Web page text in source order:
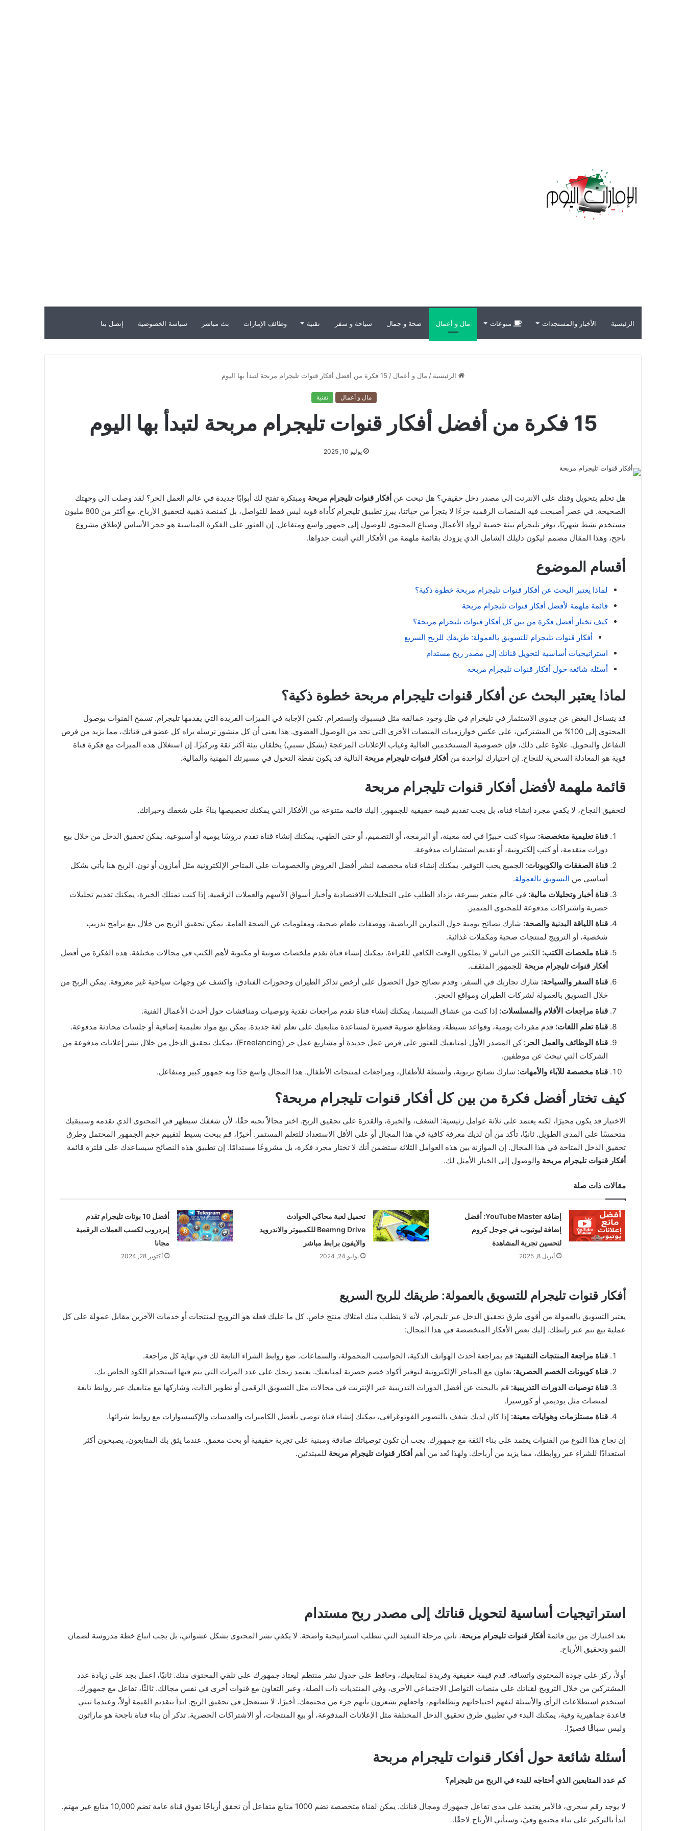
الرئيسية الأخبار والمستجدات منوعات مال و أعمال صحة و جمال سياحة و سفر تقنية وظائف الإمارات بث مباشر سياسة الخصوصية إتصل بنا
الرئيسية / مال و أعمال / 15 فكرة من أفضل أفكار قنوات تليجرام مربحة لتبدأ بها اليوم
مال و أعمال تقنية
15 فكرة من أفضل أفكار قنوات تليجرام مربحة لتبدأ بها اليوم
يوليو 10, 2025
هل تحلم بتحويل وقتك على الإنترنت إلى مصدر دخل حقيقي؟ هل تبحث عن أفكار قنوات تليجرام مربحة ومبتكرة تفتح لك أبوابًا جديدة في عالم العمل الحر؟ لقد وصلت إلى وجهتك
الصحيحة. في عصر أصبحت فيه المنصات الرقمية جزءًا لا يتجزأ من حياتنا، يبرز تطبيق تليجرام كأداة قوية ليس فقط للتواصل، بل كمنصة ذهبية لتحقيق الأرباح. مع أكثر من 800 مليون
مستخدم نشط شهريًا، يوفر تليجرام بيئة خصبة لرواد الأعمال وصناع المحتوى للوصول إلى جمهور واسع ومتفاعل. إن العثور على الفكرة المناسبة هو حجر الأساس لإطلاق مشروع
ناجح، وهذا المقال مصمم ليكون دليلك الشامل الذي يزودك بقائمة ملهمة من الأفكار التي أثبتت جدواها.
أقسام الموضوع
لماذا يعتبر البحث عن أفكار قنوات تليجرام مربحة خطوة ذكية؟
قائمة ملهمة لأفضل أفكار قنوات تليجرام مربحة
كيف تختار أفضل فكرة من بين كل أفكار قنوات تليجرام مربحة؟
أفكار قنوات تليجرام للتسويق بالعمولة: طريقك للربح السريع
استراتيجيات أساسية لتحويل قناتك إلى مصدر ربح مستدام
أسئلة شائعة حول أفكار قنوات تليجرام مربحة
لماذا يعتبر البحث عن أفكار قنوات تليجرام مربحة خطوة ذكية؟
قد يتساءل البعض عن جدوى الاستثمار في تليجرام في ظل وجود عمالقة مثل فيسبوك وإنستغرام. تكمن الإجابة في الميزات الفريدة التي يقدمها تليجرام. تسمح القنوات بوصول
المحتوى إلى 100% من المشتركين، على عكس خوارزميات المنصات الأخرى التي تحد من الوصول العضوي. هذا يعني أن كل منشور ترسله يراه كل عضو في قناتك، مما يزيد من فرص
التفاعل والتحويل. علاوة على ذلك، فإن خصوصية المستخدمين العالية وغياب الإعلانات المزعجة (بشكل نسبي) يخلقان بيئة أكثر ثقة وتركيزًا. إن استغلال هذه الميزات مع فكرة قناة
قوية هو المعادلة السحرية للنجاح. إن اختيارك لواحدة من أفكار قنوات تليجرام مربحة التالية قد يكون نقطة التحول في مسيرتك المهنية والمالية.
قائمة ملهمة لأفضل أفكار قنوات تليجرام مربحة
لتحقيق النجاح، لا يكفي مجرد إنشاء قناة، بل يجب تقديم قيمة حقيقية للجمهور. إليك قائمة متنوعة من الأفكار التي يمكنك تخصيصها بناءً على شغفك وخبراتك.
قناة تعليمية متخصصة: سواء كنت خبيرًا في لغة معينة، أو البرمجة، أو التصميم، أو حتى الطهي، يمكنك إنشاء قناة تقدم دروسًا يومية أو أسبوعية. يمكن تحقيق الدخل من خلال بيع
دورات متقدمة، أو كتب إلكترونية، أو تقديم استشارات مدفوعة.
قناة الصفقات والكوبونات: الجميع يحب التوفير. يمكنك إنشاء قناة مخصصة لنشر أفضل العروض والخصومات على المتاجر الإلكترونية مثل أمازون أو نون. الربح هنا يأتي بشكل
أساسي من التسويق بالعمولة.
قناة أخبار وتحليلات مالية: في عالم متغير بسرعة، يزداد الطلب على التحليلات الاقتصادية وأخبار أسواق الأسهم والعملات الرقمية. إذا كنت تمتلك الخبرة، يمكنك تقديم تحليلات
حصرية واشتراكات مدفوعة للمحتوى المتميز.
قناة اللياقة البدنية والصحة: شارك نصائح يومية حول التمارين الرياضية، ووصفات طعام صحية، ومعلومات عن الصحة العامة. يمكن تحقيق الربح من خلال بيع برامج تدريب
شخصية، أو الترويج لمنتجات صحية ومكملات غذائية.
قناة ملخصات الكتب: الكثير من الناس لا يملكون الوقت الكافي للقراءة. يمكنك إنشاء قناة تقدم ملخصات صوتية أو مكتوبة لأهم الكتب في مجالات مختلفة. هذه الفكرة من أفضل
أفكار قنوات تليجرام مربحة للجمهور المثقف.
قناة السفر والسياحة: شارك تجاربك في السفر، وقدم نصائح حول الحصول على أرخص تذاكر الطيران وحجوزات الفنادق، واكشف عن وجهات سياحية غير معروفة. يمكن الربح من
خلال التسويق بالعمولة لشركات الطيران ومواقع الحجز.
قناة مراجعات الأفلام والمسلسلات: إذا كنت من عشاق السينما، يمكنك إنشاء قناة تقدم مراجعات نقدية وتوصيات ومناقشات حول أحدث الأعمال الفنية.
قناة تعلم اللغات: قدم مفردات يومية، وقواعد بسيطة، ومقاطع صوتية قصيرة لمساعدة متابعيك على تعلم لغة جديدة. يمكن بيع مواد تعليمية إضافية أو جلسات محادثة مدفوعة.
قناة الوظائف والعمل الحر:
كن المصدر الأول لمتابعيك للعثور على فرص عمل جديدة أو مشاريع عمل حر (Freelancing). يمكنك تحقيق الدخل من خلال نشر إعلانات مدفوعة من
الشركات التي تبحث عن موظفين.
قناة مخصصة للآباء والأمهات: شارك نصائح تربوية، وأنشطة للأطفال، ومراجعات لمنتجات الأطفال. هذا المجال واسع جدًا وبه جمهور كبير ومتفاعل.
كيف تختار أفضل فكرة من بين كل أفكار قنوات تليجرام مربحة؟
الاختيار قد يكون محيرًا، لكنه يعتمد على ثلاثة عوامل رئيسية: الشغف، والخبرة، والقدرة على تحقيق الربح. اختر مجالاً تحبه حقًا، لأن شغفك سيظهر في المحتوى الذي تقدمه وسيبقيك
متحمسًا على المدى الطويل. ثانيًا، تأكد من أن لديك معرفة كافية في هذا المجال أو على الأقل الاستعداد للتعلم المستمر. أخيرًا، قم ببحث بسيط لتقييم حجم الجمهور المحتمل وطرق
تحقيق الدخل المتاحة في هذا المجال. إن الموازنة بين هذه العوامل الثلاثة ستضمن أنك لا تختار مجرد فكرة، بل مشروعًا مستدامًا. إن تطبيق هذه النصائح سيساعدك على فلترة قائمة
أفكار قنوات تليجرام مربحة والوصول إلى الخيار الأمثل لك.
مقالات ذات صلة
إضافة YouTube Master: أفضل
إضافة ليوتيوب في جوجل كروم
لتحسين تجربة المشاهدة
أبريل 8, 2025
تحميل لعبة محاكي الحوادث
Beamng Drive للكمبيوتر والاندرويد
والايفون برابط مباشر
يوليو 24, 2024
أفضل 10 بوتات تليجرام تقدم
إيردروب لكسب العملات الرقمية
مجانا
أكتوبر 28, 2024
أفكار قنوات تليجرام للتسويق بالعمولة: طريقك للربح السريع
يعتبر التسويق بالعمولة من أقوى طرق تحقيق الدخل عبر تليجرام، لأنه لا يتطلب منك امتلاك منتج خاص. كل ما عليك فعله هو الترويج لمنتجات أو خدمات الآخرين مقابل عمولة على كل
عملية بيع تتم عبر رابطك. إليك بعض الأفكار المتخصصة في هذا المجال:
قناة مراجعة المنتجات التقنية: قم بمراجعة أحدث الهواتف الذكية، الحواسيب المحمولة، والسماعات. ضع روابط الشراء التابعة لك في نهاية كل مراجعة.
قناة كوبونات الخصم الحصرية: تعاون مع المتاجر الإلكترونية لتوفير أكواد خصم حصرية لمتابعيك. يعتمد ربحك على عدد المرات التي يتم فيها استخدام الكود الخاص بك.
قناة توصيات الدورات التدريبية: قم بالبحث عن أفضل الدورات التدريبية عبر الإنترنت في مجالات مثل التسويق الرقمي أو تطوير الذات، وشاركها مع متابعيك عبر روابط تابعة
لمنصات مثل يوديمي أو كورسيرا.
قناة مستلزمات وهوايات معينة: إذا كان لديك شغف بالتصوير الفوتوغرافي، يمكنك إنشاء قناة توصي بأفضل الكاميرات والعدسات والإكسسوارات مع روابط شرائها.
إن نجاح هذا النوع من القنوات يعتمد على بناء الثقة مع جمهورك. يجب أن تكون توصياتك صادقة ومبنية على تجربة حقيقية أو بحث معمق. عندما يثق بك المتابعون، يصبحون أكثر
استعدادًا للشراء عبر روابطك، مما يزيد من أرباحك. ولهذا تُعد من أهم أفكار قنوات تليجرام مربحة للمبتدئين.
استراتيجيات أساسية لتحويل قناتك إلى مصدر ربح مستدام
بعد اختيارك من بين قائمة أفكار قنوات تليجرام مربحة، تأتي مرحلة التنفيذ التي تتطلب استراتيجية واضحة. لا يكفي نشر المحتوى بشكل عشوائي، بل يجب اتباع خطة مدروسة لضمان
النمو وتحقيق الأرباح.
أولاً، ركز على جودة المحتوى واتساقه. قدم قيمة حقيقية وفريدة لمتابعيك، وحافظ على جدول نشر منتظم ليعتاد جمهورك على تلقي المحتوى منك. ثانيًا، اعمل بجد على زيادة عدد
المشتركين من خلال الترويج لقناتك على منصات التواصل الاجتماعي الأخرى، وفي المنتديات ذات الصلة، وعبر التعاون مع قنوات أخرى في نفس مجالك. ثالثًا، تفاعل مع جمهورك.
استخدم استطلاعات الرأي والأسئلة لتفهم احتياجاتهم وتطلعاتهم، واجعلهم يشعرون بأنهم جزء من مجتمعك. أخيرًا، لا تستعجل في تحقيق الربح. ابدأ بتقديم القيمة أولاً، وعندما تبني
قاعدة جماهيرية وفية، يمكنك البدء في تطبيق طرق تحقيق الدخل المختلفة مثل الإعلانات المدفوعة، أو بيع المنتجات، أو الاشتراكات الحصرية. تذكر أن بناء قناة ناجحة هو ماراثون
وليس سباقًا قصيرًا.
أسئلة شائعة حول أفكار قنوات تليجرام مربحة
كم عدد المتابعين الذي أحتاجه للبدء في الربح من تليجرام؟
لا يوجد رقم سحري، فالأمر يعتمد على مدى تفاعل جمهورك ومجال قناتك. يمكن لقناة متخصصة تضم 1000 متابع متفاعل أن تحقق أرباحًا تفوق قناة عامة تضم 10,000 متابع غير مهتم.
ابدأ بالتركيز على بناء مجتمع وفيّ، وستأتي الأرباح لاحقًا.